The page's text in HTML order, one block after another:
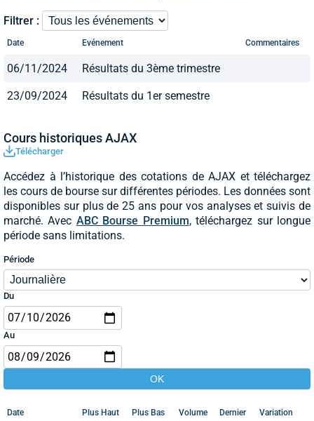
Filtrer :
Date Evénement Commentaires
06/11/2024 Résultats du 3ème trimestre
23/09/2024 Résultats du 1er semestre
Cours historiques AJAX
Télécharger
Accédez à l’historique des cotations de AJAX et téléchargez
les cours de bourse sur différentes périodes. Les données sont
disponibles sur plus de 25 ans pour vos analyses et suivis de
marché. Avec ABC Bourse Premium, téléchargez sur longue
période sans limitations.
Période
Du
Au
Date Plus Haut Plus Bas Volume Dernier Variation